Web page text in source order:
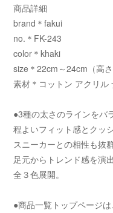
商品詳細
brand＊fakui
no.＊FK-243
color＊khaki
size＊22cm～24cm（高さ
素材＊コットン アクリル
●3種の太さのラインをバ
程よいフィット感とクッ
スニーカーとの相性も抜群
足元からトレンド感を演
全３色展開。
●商品一覧トップページ